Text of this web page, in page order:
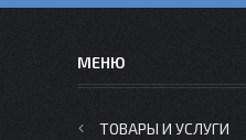
ТОВАРЫ И УСЛУГИ